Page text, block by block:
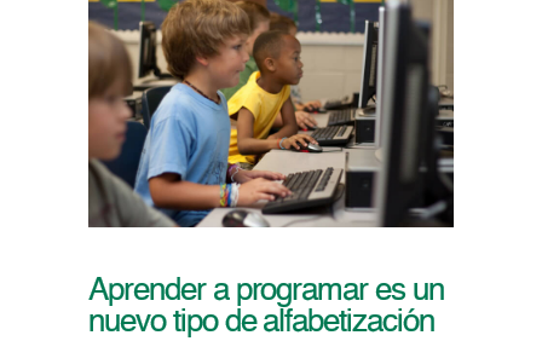
Aprender a programar es un
nuevo tipo de alfabetización